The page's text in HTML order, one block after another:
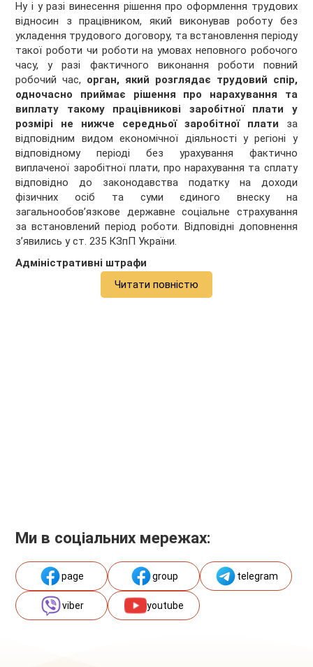
Ну і у разі винесення рішення про оформлення трудових
відносин з працівником, який виконував роботу без
укладення трудового договору, та встановлення періоду
такої роботи чи роботи на умовах неповного робочого
часу, у разі фактичного виконання роботи повний
робочий час, орган, який розглядає трудовий спір,
одночасно приймає рішення про нарахування та
виплату такому працівникові заробітної плати у
розмірі не нижче середньої заробітної плати за
відповідним видом економічної діяльності у регіоні у
відповідному періоді без урахування фактично
виплаченої заробітної плати, про нарахування та сплату
відповідно до законодавства податку на доходи
фізичних осіб та суми єдиного внеску на
загальнообов’язкове державне соціальне страхування
за встановлений період роботи. Відповідні доповнення
з’явились у ст. 235 КЗпП України.
Адміністративні штрафи
Читати повністю
Ми в соціальних мережах:
page group telegram
viber youtube